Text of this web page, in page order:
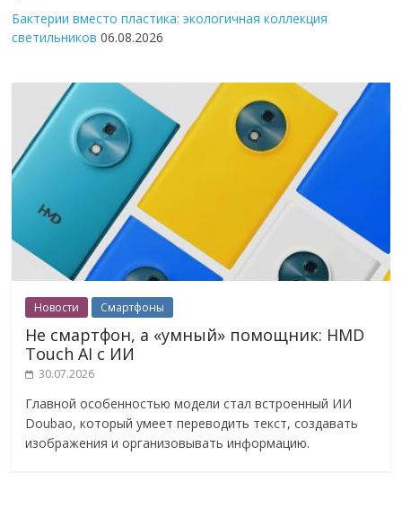
Бактерии вместо пластика: экологичная коллекция
светильников 06.08.2026
Новости Смартфоны
Не смартфон, а «умный» помощник: HMD
Touch AI с ИИ
30.07.2026
Главной особенностью модели стал встроенный ИИ
Doubao, который умеет переводить текст, создавать
изображения и организовывать информацию.